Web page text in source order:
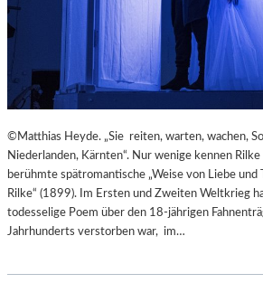
©Matthias Heyde. „Sie reiten, warten, wachen,
Niederlanden, Kärnten“. Nur wenige kennen
berühmte spätromantische „Weise von Liebe
Rilke“ (1899). Im Ersten und Zweiten Weltkrieg
todesselige Poem über den 18-jährigen
Jahrhunderts verstorben war, im…